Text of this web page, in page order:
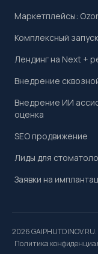
Маркетплейсы:
Комплексный
Лендинг на Next +
Внедрение
Внедрение ИИ
оценка
SEO продвижение
Лиды для
Заявки на
2026
Политика